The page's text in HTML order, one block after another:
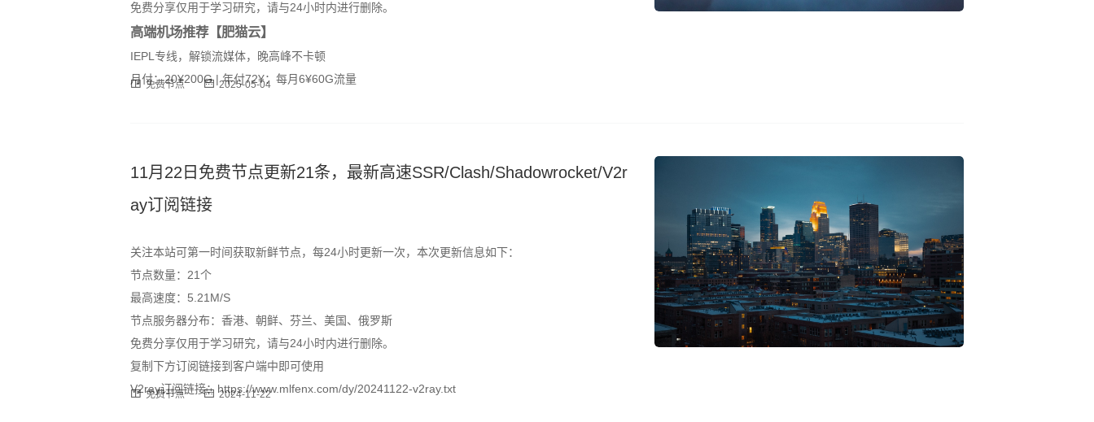
免费分享仅用于学习研究，请与24小时内进行删除。
高端机场推荐【肥猫云】
IEPL专线，解锁流媒体，晚高峰不卡顿
月付：20¥200G | 年付72¥：每月6¥60G流量
免费节点 2025-05-04
11月22日免费节点更新21条，最新高速SSR/Clash/Shadowrocket/V2r
ay订阅链接
关注本站可第一时间获取新鲜节点，每24小时更新一次，本次更新信息如下：
节点数量：21个
最高速度：5.21M/S
节点服务器分布：香港、朝鲜、芬兰、美国、俄罗斯
免费分享仅用于学习研究，请与24小时内进行删除。
复制下方订阅链接到客户端中即可使用
V2ray订阅链接：https://www.mlfenx.com/dy/20241122-v2ray.txt
免费节点 2024-11-22